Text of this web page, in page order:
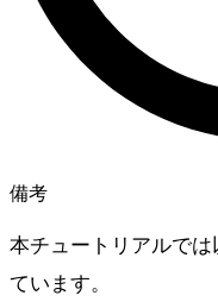
備考
本チュートリアルで
ています。